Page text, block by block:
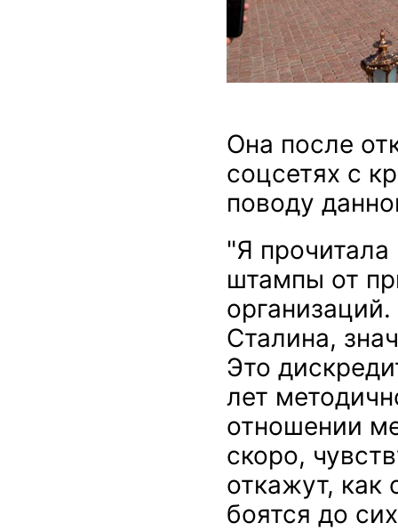
Она после
соцсетях с
поводу
"Я
штампы от
Сталина,
Это
лет
отношении
скоро,
откажут, как
боятся до